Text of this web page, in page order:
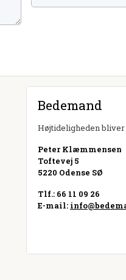
Bedemand
Højtideligheden bliver
Peter Klæmmensen
Toftevej 5
5220 Odense SØ
Tlf.: 66 11 09 26
E-mail: